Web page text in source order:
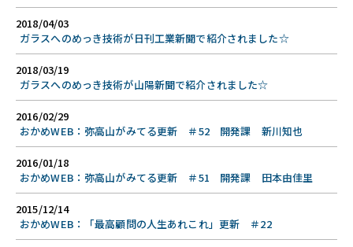
2018/04/03
ガラスへのめっき技術が日刊工業新聞で紹介されました☆
2018/03/19
ガラスへのめっき技術が山陽新聞で紹介されました☆
2016/02/29
おかめWEB：弥高山がみてる更新 ＃52 開発課 新川知也
2016/01/18
おかめWEB：弥高山がみてる更新 ＃51 開発課 田本由佳里
2015/12/14
おかめWEB：「最高顧問の人生あれこれ」更新 ＃22